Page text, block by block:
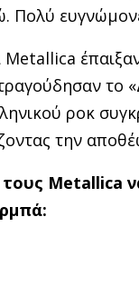
Πολύ
Metallica
το
ροκ
την
τους Metallica